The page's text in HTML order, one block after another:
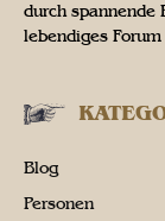
durch spannende
lebendiges
Blog
Personen